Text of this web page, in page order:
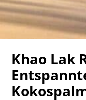
Khao Lak